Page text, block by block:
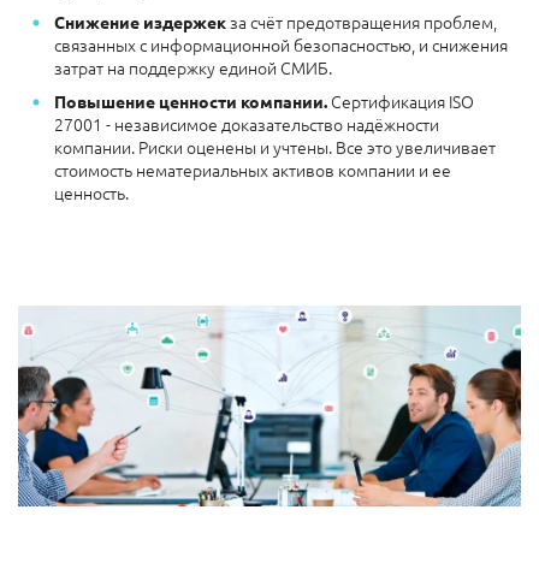
Снижение издержекза счёт предотвращения проблем,
связанных с информационной безопасностью, и снижения
затрат на поддержку единой СМИБ.
Повышение ценности компании. Сертификация ISO
27001 - независимое доказательство надёжности
компании. Риски оценены и учтены. Все это увеличивает
стоимость нематериальных активов компании и ее
ценность.